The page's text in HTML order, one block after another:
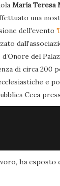
María Teresa
una
dell'evento
del
di circa 200
e
Ceca
ha esposto